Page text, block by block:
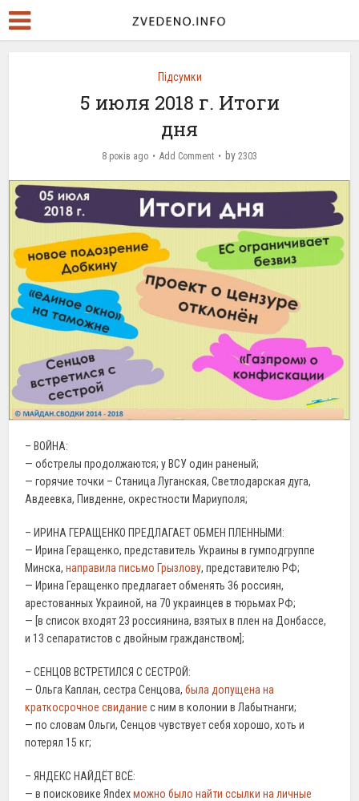
Підсумки
5 июля 2018 г. Итоги
дня
8 років ago Add Comment by 2303
– ВОЙНА:
— обстрелы продолжаются; у ВСУ один раненый;
— горячие точки – Станица Луганская, Светлодарская дуга,
Авдеевка, Пивденне, окрестности Мариуполя;
– ИРИНА ГЕРАЩЕНКО ПРЕДЛАГАЕТ ОБМЕН ПЛЕННЫМИ:
— Ирина Геращенко, представитель Украины в гумподгруппе
Минска, направила письмо Грызлову, представителю РФ;
— Ирина Геращенко предлагает обменять 36 россиян,
арестованных Украиной, на 70 украинцев в тюрьмах РФ;
— [в список входят 23 россиянина, взятых в плен на Донбассе,
и 13 сепаратистов с двойным гражданством];
– СЕНЦОВ ВСТРЕТИЛСЯ С СЕСТРОЙ:
— Ольга Каплан, сестра Сенцова,была допущена на
краткосрочное свидание с ним в колонии в Лабытнанги;
— по словам Ольги, Сенцов чувствует себя хорошо, хоть и
потерял 15 кг;
– ЯНДЕКС НАЙДЁТ ВСЁ:
— в поисковике Яndexможно было найти ссылки на личные